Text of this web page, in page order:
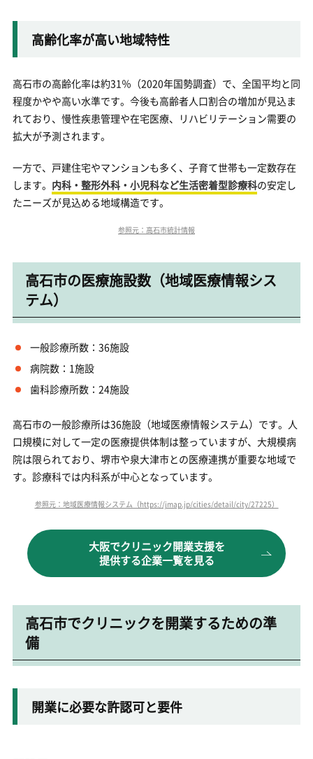
高齢化率が高い地域特性
高石市の高齢化率は約31％（2020年国勢調査）で、全国平均と同
程度かやや高い水準です。今後も高齢者人口割合の増加が見込ま
れており、慢性疾患管理や在宅医療、リハビリテーション需要の
拡大が予測されます。
一方で、戸建住宅やマンションも多く、子育て世帯も一定数存在
します。 内科・整形外科・小児科など生活密着型診療科の安定し
たニーズが見込める地域構造です。
参照元：高石市統計情報
高石市の医療施設数（地域医療情報シス
テム）
一般診療所数：36施設
病院数：1施設
歯科診療所数：24施設
高石市の一般診療所は36施設（地域医療情報システム）です。人
口規模に対して一定の医療提供体制は整っていますが、大規模病
院は限られており、堺市や泉大津市との医療連携が重要な地域で
す。診療科では内科系が中心となっています。
参照元：地域医療情報システム（https://jmap.jp/cities/detail/city/27225）
大阪でクリニック開業支援を
提供する企業一覧を見る
高石市でクリニックを開業するための準
備
開業に必要な許認可と要件